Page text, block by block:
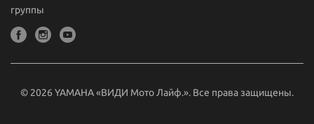
группы
© 2026 YAMAHA «ВИДИ Мото Лайф.». Все права защищены.